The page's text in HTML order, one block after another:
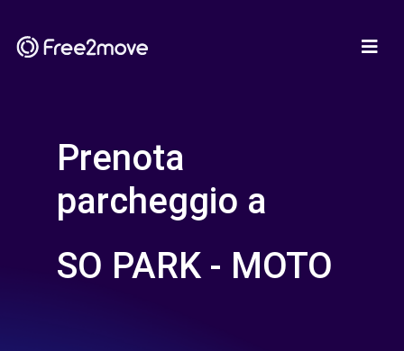
Prenota
parcheggio a
SO PARK - MOTO